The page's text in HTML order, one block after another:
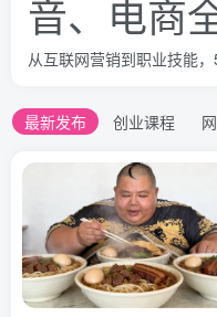
音、电商
从互联网营销到职业技能
最新发布 创业课程